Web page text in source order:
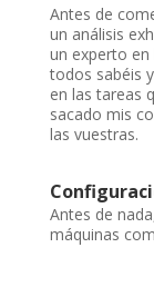
Antes de
un análisis
un experto
todos sabéis
en las tareas
sacado mis
las vuestras.
Antes de
máquinas